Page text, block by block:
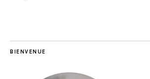
BIENVENUE